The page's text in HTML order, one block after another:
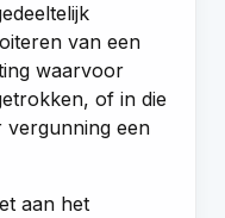
van een
waarvoor
of in die
vergunning een
aan het